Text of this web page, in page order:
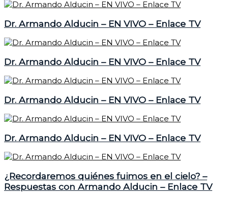
Dr. Armando Alducin – EN VIVO – Enlace TV
Dr. Armando Alducin – EN VIVO – Enlace TV
Dr. Armando Alducin – EN VIVO – Enlace TV
Dr. Armando Alducin – EN VIVO – Enlace TV
¿Recordaremos quiénes fuimos en el cielo? –
Respuestas con Armando Alducin – Enlace TV